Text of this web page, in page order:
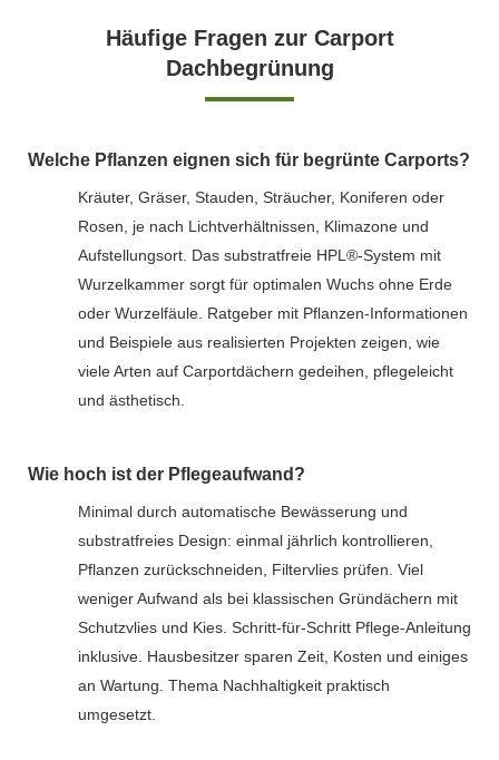
Häufige Fragen zur Carport
Dachbegrünung
Welche Pflanzen eignen sich für begrünte Carports?
Kräuter, Gräser, Stauden, Sträucher, Koniferen oder
Rosen, je nach Lichtverhältnissen, Klimazone und
Aufstellungsort. Das substratfreie HPL®-System mit
Wurzelkammer sorgt für optimalen Wuchs ohne Erde
oder Wurzelfäule. Ratgeber mit Pflanzen-Informationen
und Beispiele aus realisierten Projekten zeigen, wie
viele Arten auf Carportdächern gedeihen, pflegeleicht
und ästhetisch.
Wie hoch ist der Pflegeaufwand?
Minimal durch automatische Bewässerung und
substratfreies Design: einmal jährlich kontrollieren,
Pflanzen zurückschneiden, Filtervlies prüfen. Viel
weniger Aufwand als bei klassischen Gründächern mit
Schutzvlies und Kies. Schritt-für-Schritt Pflege-Anleitung
inklusive. Hausbesitzer sparen Zeit, Kosten und einiges
an Wartung. Thema Nachhaltigkeit praktisch
umgesetzt.